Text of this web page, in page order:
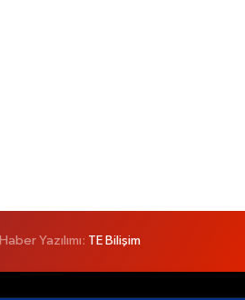
Haber Yazılımı: TE Bilişim